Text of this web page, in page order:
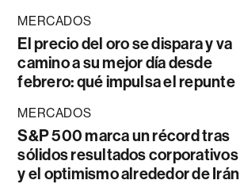
MERCADOS
El precio del oro se dispara y va
camino a su mejor día desde
febrero: qué impulsa el repunte
MERCADOS
S&P 500 marca un récord tras
sólidos resultados corporativos
y el optimismo alrededor de Irán